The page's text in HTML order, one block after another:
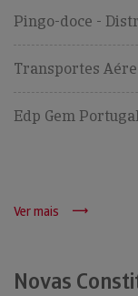
Pingo-doce -
Transportes
Edp Gem
Ver mais
Novas